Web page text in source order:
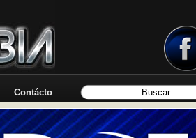
Contácto